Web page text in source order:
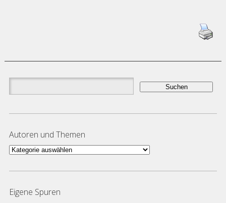
Suchen
nach:
Autoren und Themen
Autoren
Themen
Eigene Spuren